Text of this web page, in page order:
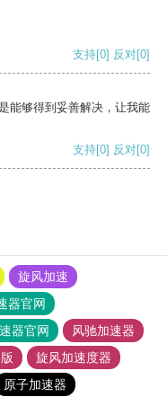
支持[0] 反对[0]
能够得到妥善解决，让我能
支持[0] 反对[0]
旋风加速
器官网
器官网
风驰加速器
旋风加速度器
原子加速器